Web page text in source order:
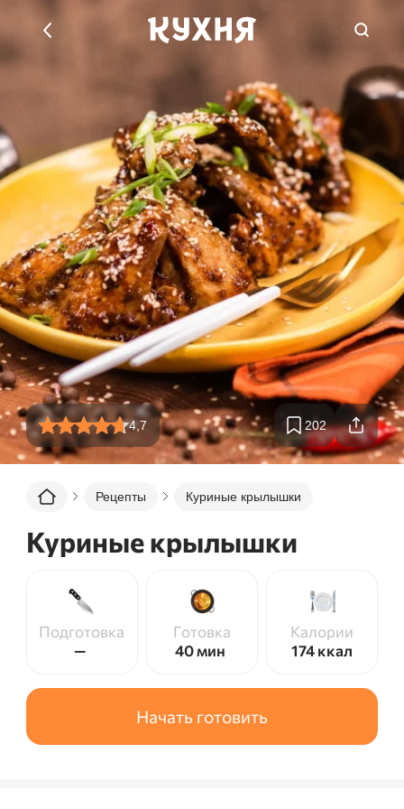
4,7 202
Рецепты Куриные крылышки
Куриные крылышки
Подготовка
—
Готовка
40 мин
Калории
174 ккал
Начать готовить